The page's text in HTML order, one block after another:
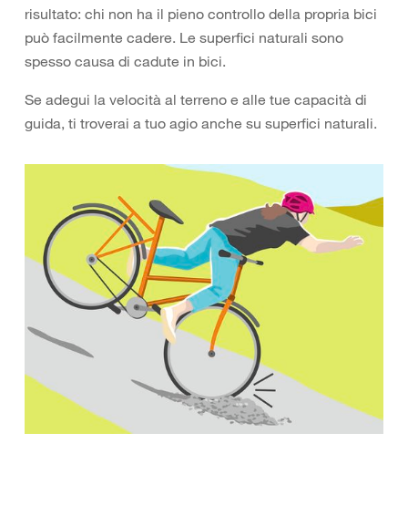
risultato: chi non ha il pieno controllo della propria bici
può facilmente cadere. Le superfici naturali sono
spesso causa di cadute in bici.
Se adegui la velocità al terreno e alle tue capacità di
guida, ti troverai a tuo agio anche su superfici naturali.